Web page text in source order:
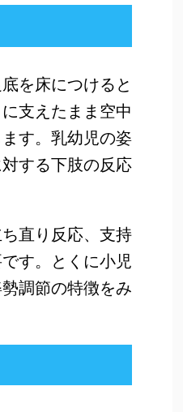
を床につけると
支えたまま空中
す。乳幼児の姿
する下肢の反応
直り反応、支持
す。とくに小児
調節の特徴をみ